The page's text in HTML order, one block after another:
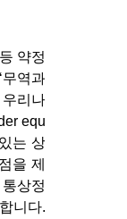
약정
역과
리나
equ
는 상
을 제
상정
니다.